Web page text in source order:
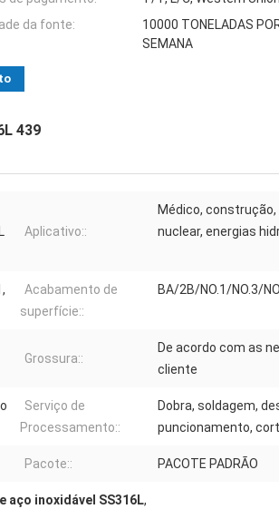
da fonte:
10000 TONELADAS
SEMANA
439
Aplicativo::
Médico,
nuclear, energias
Acabamento de
superfície::
BA/2B/NO.1/NO.3/
Grossura::
De acordo com as
cliente
Serviço de
Processamento::
Dobra, soldagem,
puncionamento,
Pacote:: PACOTE PADRÃO
aço inoxidável SS316L,